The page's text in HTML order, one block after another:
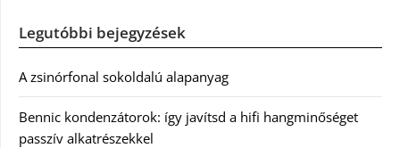
Legutóbbi bejegyzések
A zsinórfonal sokoldalú alapanyag
Bennic kondenzátorok: így javítsd a hifi hangminőséget
passzív alkatrészekkel